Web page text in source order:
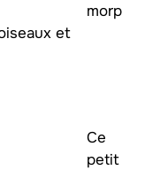
morp
et
Ce
petit